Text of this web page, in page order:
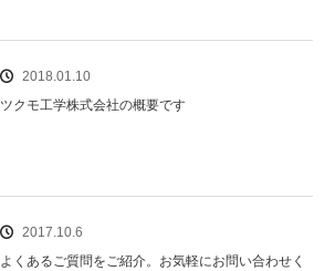
2018.01.10
ツクモ工学株式会社の概要です
2017.10.6
よくあるご質問をご紹介。お気軽にお問い合わせく